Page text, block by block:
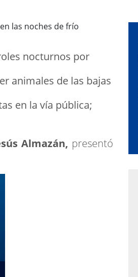
nocturnos por
animales de las bajas
en la vía pública;
Almazán, presentó